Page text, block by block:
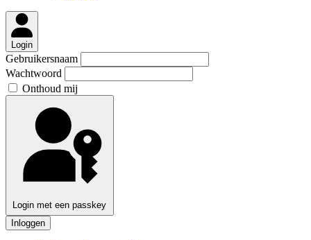
Login
Gebruikersnaam
Wachtwoord
Onthoud mij
Login met een passkey
Inloggen